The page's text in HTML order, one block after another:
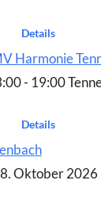
Details
Harmonie
- 19:00
Details
Oktober